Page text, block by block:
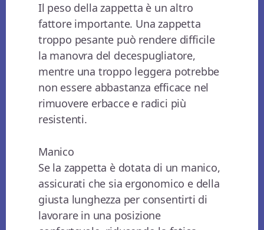
Il peso della zappetta è un altro
fattore importante. Una zappetta
troppo pesante può rendere difficile
la manovra del decespugliatore,
mentre una troppo leggera potrebbe
non essere abbastanza efficace nel
rimuovere erbacce e radici più
resistenti.
Manico
Se la zappetta è dotata di un manico,
assicurati che sia ergonomico e della
giusta lunghezza per consentirti di
lavorare in una posizione